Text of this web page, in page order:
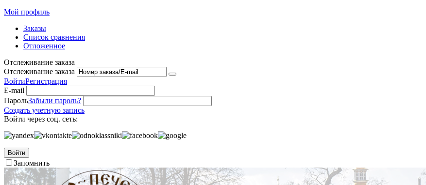
Мой профиль
Заказы
Список сравнения
Отложенное
Отслеживание заказа
Отслеживание заказа
ВойтиРегистрация
E-mail
ПарольЗабыли пароль?
Создать учетную запись
Войти через соц. сеть:
Войти
Запомнить